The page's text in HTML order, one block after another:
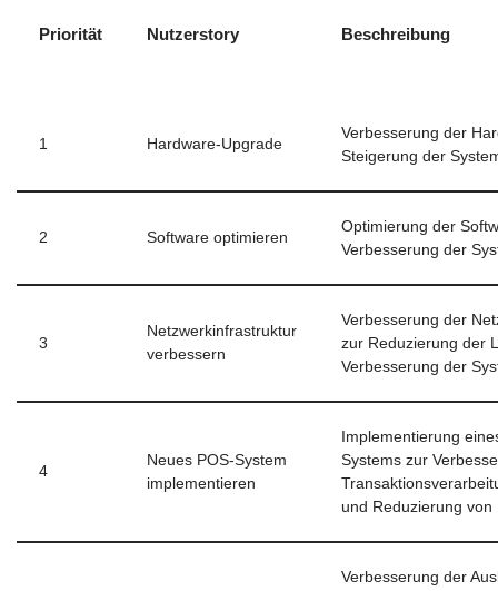
Priorität Nutzerstory Beschreibung
1 Hardware-Upgrade
Verbesserung der
Steigerung der
2 Software optimieren
Optimierung der
Verbesserung der
3
Netzwerkinfrastruktur
verbessern
Verbesserung der
zur Reduzierung der
Verbesserung der
4
Neues POS-System
implementieren
Implementierung
Systems zur
und Reduzierung von
Verbesserung der